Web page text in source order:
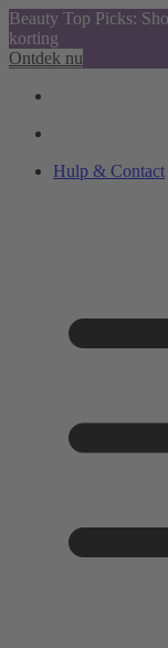
Beauty Top Picks:
korting
Ontdek nu
Hulp & Contact